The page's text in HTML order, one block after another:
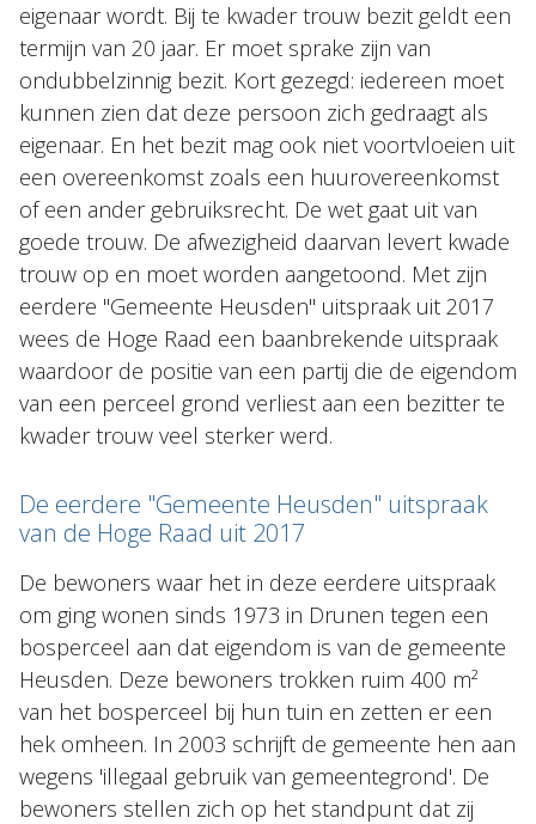
eigenaar wordt. Bij te kwader trouw bezit geldt een
termijn van 20 jaar. Er moet sprake zijn van
ondubbelzinnig bezit. Kort gezegd: iedereen moet
kunnen zien dat deze persoon zich gedraagt als
eigenaar. En het bezit mag ook niet voortvloeien uit
een overeenkomst zoals een huurovereenkomst
of een ander gebruiksrecht. De wet gaat uit van
goede trouw. De afwezigheid daarvan levert kwade
trouw op en moet worden aangetoond. Met zijn
eerdere "Gemeente Heusden" uitspraak uit 2017
wees de Hoge Raad een baanbrekende uitspraak
waardoor de positie van een partij die de eigendom
van een perceel grond verliest aan een bezitter te
kwader trouw veel sterker werd.
De eerdere "Gemeente Heusden" uitspraak
van de Hoge Raad uit 2017
De bewoners waar het in deze eerdere uitspraak
om ging wonen sinds 1973 in Drunen tegen een
bosperceel aan dat eigendom is van de gemeente
Heusden. Deze bewoners trokken ruim 400 m²
van het bosperceel bij hun tuin en zetten er een
hek omheen. In 2003 schrijft de gemeente hen aan
wegens 'illegaal gebruik van gemeentegrond'. De
bewoners stellen zich op het standpunt dat zij